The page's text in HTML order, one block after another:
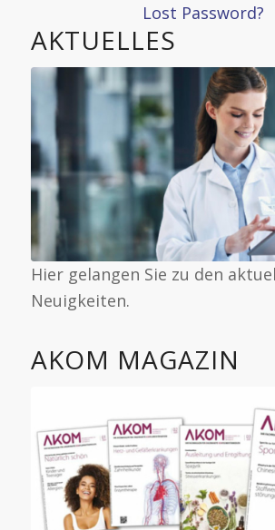
Lost Password?
AKTUELLES
Hier gelangen Sie zu den
Neuigkeiten.
AKOM MAGAZIN